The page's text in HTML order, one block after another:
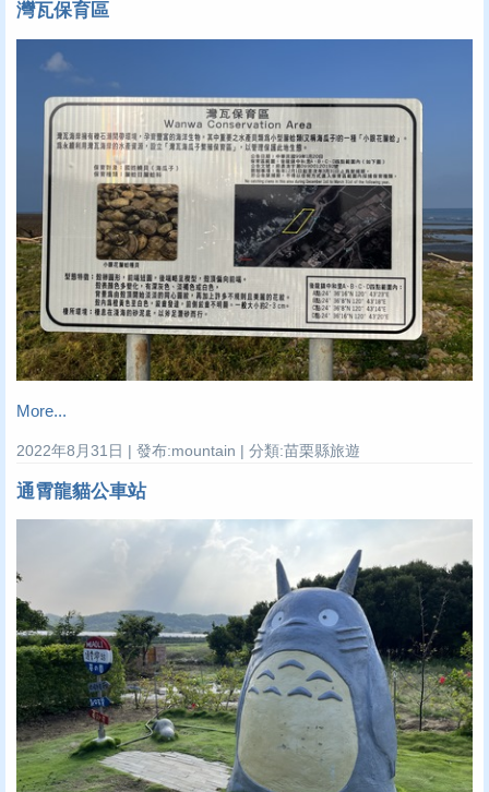
灣瓦保育區
More...
2022年8月31日 | 發布:mountain | 分類:苗栗縣旅遊
通霄龍貓公車站